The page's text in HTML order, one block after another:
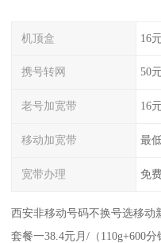
机顶盒 16
携号转网 50
老号加宽带 16
移动加宽带 最
宽带办理 免
西安非移动号码不换号选移动
套餐一38.4元月/（110g+600